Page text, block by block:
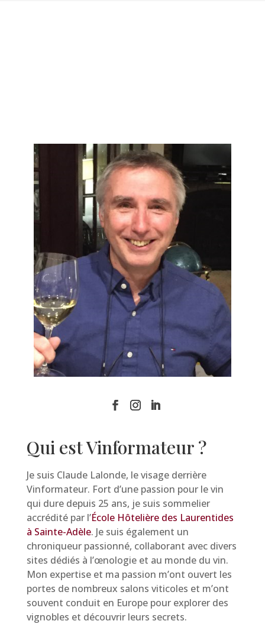
Qui est Vinformateur ?
Je suis Claude Lalonde, le visage derrière
Vinformateur. Fort d’une passion pour le vin
qui dure depuis 25 ans, je suis sommelier
accrédité par l’École Hôtelière des Laurentides
à Sainte-Adèle. Je suis également un
chroniqueur passionné, collaborant avec divers
sites dédiés à l’œnologie et au monde du vin.
Mon expertise et ma passion m’ont ouvert les
portes de nombreux salons viticoles et m’ont
souvent conduit en Europe pour explorer des
vignobles et découvrir leurs secrets.